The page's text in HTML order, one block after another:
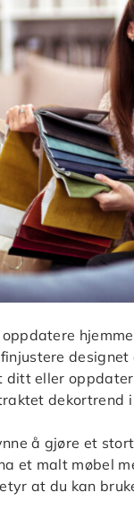
oppdatere
eller
dekortrend
å gjøre et
et malt møbel
at du kan